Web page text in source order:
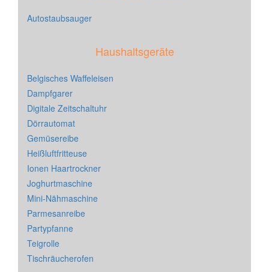
Autostaubsauger
Haushaltsgeräte
Belgisches Waffeleisen
Dampfgarer
Digitale Zeitschaltuhr
Dörrautomat
Gemüsereibe
Heißluftfritteuse
Ionen Haartrockner
Joghurtmaschine
Mini-Nähmaschine
Parmesanreibe
Partypfanne
Teigrolle
Tischräucherofen